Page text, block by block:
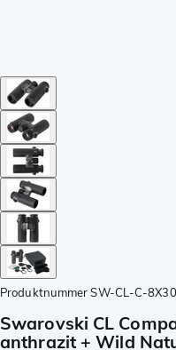
Produktnummer SW-CL-C-
Swarovski CL
anthrazit + Wild